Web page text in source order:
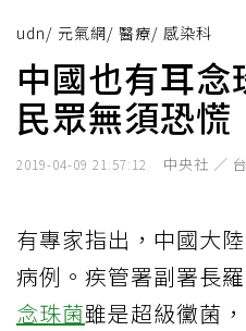
udn/ 元氣網/ 醫療/ 感染科
中國也有耳念
民眾無須恐慌
2019-04-09 21:57:12 中央社 ／
有專家指出，中國大
病例。疾管署副署長
念珠菌雖是超級黴菌